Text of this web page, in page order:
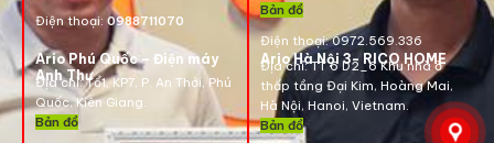
Điện thoại: 0988711070
Bản đồ
Điện thoại:0972.569.336
Ario Phú Quốc – Điện máy
Anh Thư
Địa chỉ:Tổ1, KP7, P. An Thới, Phú
Quốc, Kiên Giang.
Bản đồ
Ario Hà Nội 3- RICO HOME
Địa chỉ: TT 6 D2_6 Khu nhà ở
thấp tầng Đại Kim, Hoàng Mai,
Hà Nội, Hanoi, Vietnam
Bản đồ